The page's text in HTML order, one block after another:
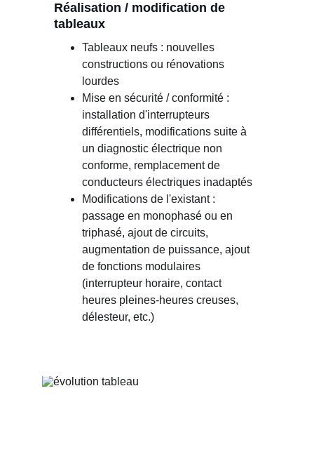
Réalisation / modification de
tableaux
Tableaux neufs : nouvelles
constructions ou rénovations
lourdes
Mise en sécurité / conformité :
installation d'interrupteurs
différentiels, modifications suite à
un diagnostic électrique non
conforme, remplacement de
conducteurs électriques inadaptés
Modifications de l'existant :
passage en monophasé ou en
triphasé, ajout de circuits,
augmentation de puissance, ajout
de fonctions modulaires
(interrupteur horaire, contact
heures pleines-heures creuses,
délesteur, etc.)